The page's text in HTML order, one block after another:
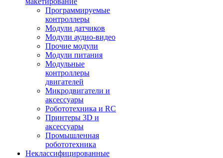
Программируемые
контроллеры
Модули датчиков
Модули аудио-видео
Прочие модули
Модули питания
Модульные
контроллеры
двигателей
Микродвигатели и
аксессуары
Робототехника и RC
Принтеры 3D и
аксессуары
Промышленная
робототехника
Неклассифицированные